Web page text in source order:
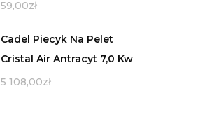
59,00zł
Cadel Piecyk Na Pelet
Cristal Air Antracyt 7,0 Kw
5 108,00zł